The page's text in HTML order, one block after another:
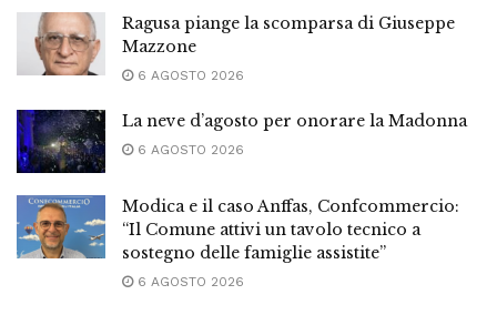
Ragusa piange la scomparsa di Giuseppe
Mazzone
6 AGOSTO 2026
La neve d’agosto per onorare la Madonna
6 AGOSTO 2026
Modica e il caso Anffas, Confcommercio:
“Il Comune attivi un tavolo tecnico a
sostegno delle famiglie assistite”
6 AGOSTO 2026